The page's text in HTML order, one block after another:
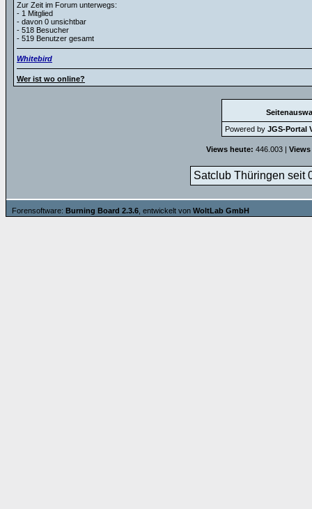
Zur Zeit im Forum unterwegs:
- 1 Mitglied
- davon 0 unsichtbar
- 518 Besucher
- 519 Benutzer gesamt
Whitebird
Wer ist wo online?
Powered by JGS-Portal
Views heute: 446.003 |
Satclub Thüringen seit
Forensoftware: Burning Board 2.3.6 , entwickelt von WoltLab GmbH